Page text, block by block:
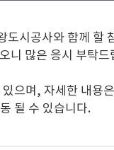
도시공사와 함께 할
니 많은 응시 부탁드
으며, 자세한 내용
될 수 있습니다.